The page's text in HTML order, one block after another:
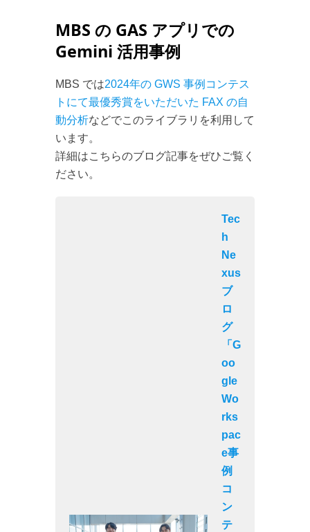
MBS の GAS アプリでの
Gemini 活用事例
MBS では2024年の GWS 事例コンテス
トにて最優秀賞をいただいた FAX の自
動分析などでこのライブラリを利用して
います。
詳細はこちらのブログ記事をぜひご覧く
ださい。
Tec
h
Ne
xus
ブ
ロ
グ
「G
oo
gle
Wo
rks
pac
e事
例
コ
ン
テ